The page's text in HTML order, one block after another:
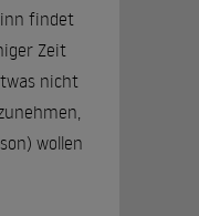
findet
Zeit
nicht
wollen